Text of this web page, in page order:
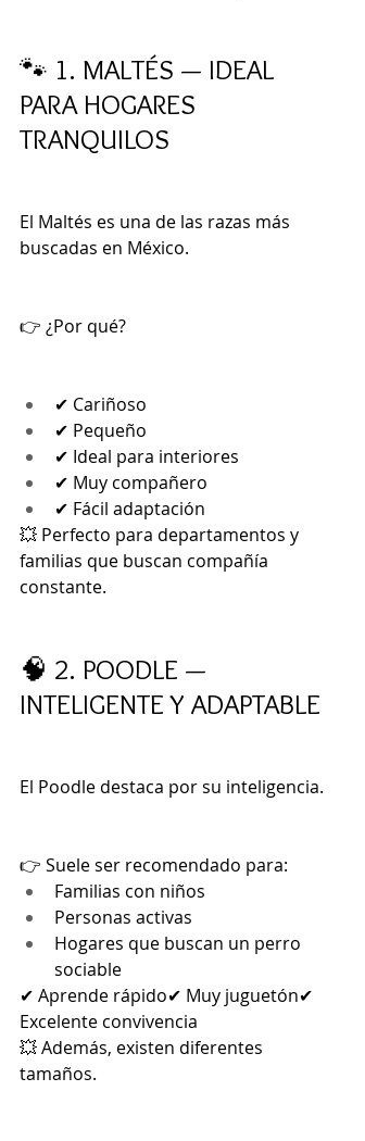
🐾 1. MALTÉS — IDEAL
PARA HOGARES
TRANQUILOS
El Maltés es una de las razas más
buscadas en México.
👉 ¿Por qué?
✔ Cariñoso
✔ Pequeño
✔ Ideal para interiores
✔ Muy compañero
✔ Fácil adaptación
💥 Perfecto para departamentos y
familias que buscan compañía
constante.
🧠 2. POODLE —
INTELIGENTE Y ADAPTABLE
El Poodle destaca por su inteligencia.
👉 Suele ser recomendado para:
Familias con niños
Personas activas
Hogares que buscan un perro
sociable
✔ Aprende rápido✔ Muy juguetón✔
Excelente convivencia
💥 Además, existen diferentes
tamaños.